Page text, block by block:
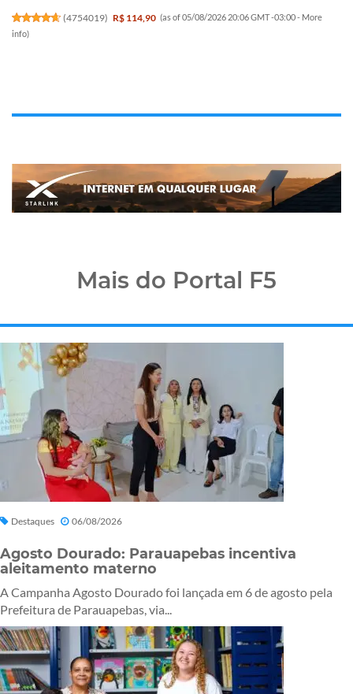
(4754019) R$ 114,90 (as of 05/08/2026 20:06 GMT -03:00 - More
info)
Mais do Portal F5
Destaques 06/08/2026
Agosto Dourado: Parauapebas incentiva
aleitamento materno
A Campanha Agosto Dourado foi lançada em 6 de agosto pela
Prefeitura de Parauapebas, via...